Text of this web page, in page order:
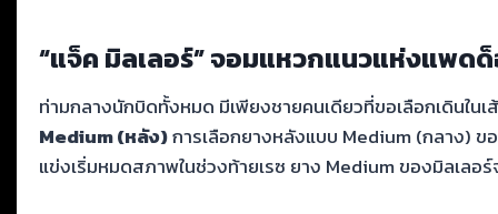
“แจ็ค มิลเลอร์” จอมแหวกแนวแห่งแพด
ท่ามกลางนักบิดทั้งหมด มีเพียงชายคนเดียวที่ขอเลือกเดินใน
Medium (หลัง)การเลือกยางหลังแบบ Medium (กลาง) ข
แข่งเริ่มหมดสภาพในช่วงท้ายเรซ ยาง Medium ของมิลเลอ